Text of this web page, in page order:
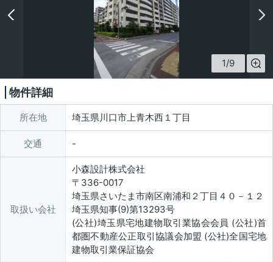
1/9
物件詳細
所在地 埼玉県川口市上青木西１丁目
交通
取扱い会社
小森設計株式会社
〒336-0017
埼玉県さいたま市南区南浦和２丁目４０－１２
埼玉県知事(9)第13293号
(公社)埼玉県宅地建物取引業協会会員 (公社)首
都圏不動産公正取引協議会加盟 (公社)全国宅地
建物取引業保証協会